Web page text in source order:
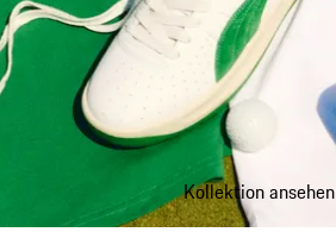
Kollektion ansehen